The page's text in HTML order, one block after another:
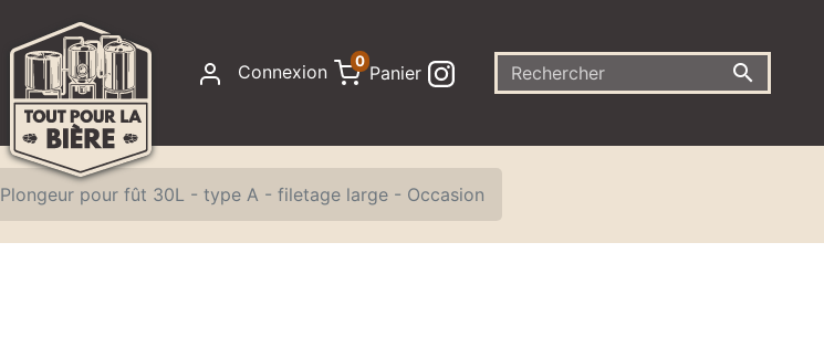

Connexion 0
Panier
Plongeur pour fût 30L - type A - filetage large - Occasion